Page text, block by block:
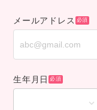
メールアドレス
生年月日